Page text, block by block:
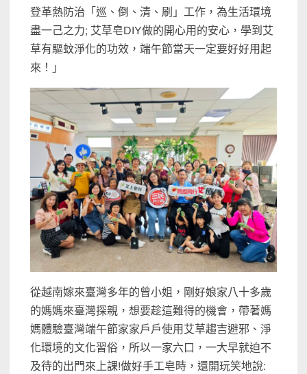
登革熱防治「巡、倒、清、刷」工作，為生活環境
盡一己之力; 艾草皂DIY做的開心用的安心，學到艾
草有驅蚊淨化的功效，端午節當天一定要好好用起
來！」
從越南嫁來臺灣多年的曾小姐，剛好娘家八十多歲
的媽媽來臺灣探親，想要趁這難得的機會，帶著媽
媽體驗臺灣端午節家家戶戶使用艾草趨吉避邪、淨
化環境的文化習俗，所以一家六口，一大早就迫不
及待的出門來上課!做好手工皂時，還開玩笑地說: